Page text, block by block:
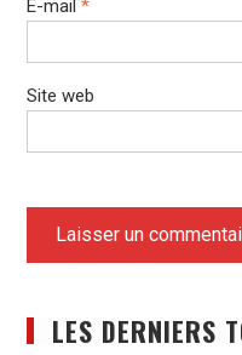
E-mail *
Site web
LES DERNIERS